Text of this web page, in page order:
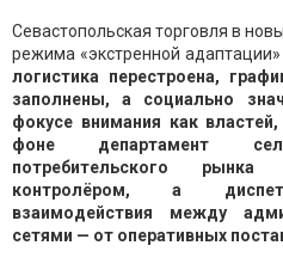
Севастопольская торговля в
режима «экстренной
логистика перестроена,
заполнены, а социально
фокусе внимания как
фоне департамент
потребительского
контролёром, а
взаимодействия между
сетями — от оперативных